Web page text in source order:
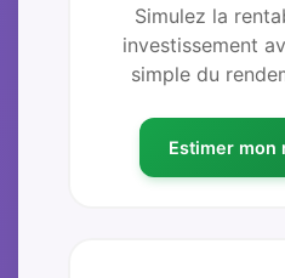
Simulez la
investissement
simple du
Estimer mon